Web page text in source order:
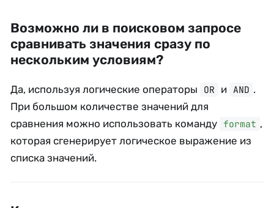
Возможно ли в поисковом запросе
сравнивать значения сразу по
нескольким условиям?
Да, используя логические операторы OR и AND .
При большом количестве значений для
сравнения можно использовать команду format ,
которая сгенерирует логическое выражение из
списка значений.